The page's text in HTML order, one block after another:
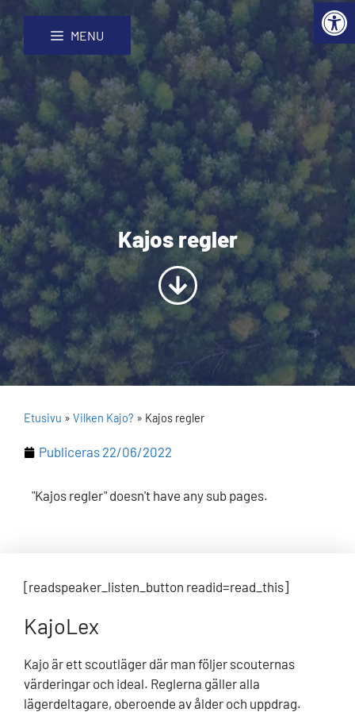
Hoppa
till
Webbplatskarta
MENU
Kajos regler
Etusivu » Vilken Kajo? » Kajos regler
Publiceras 22/06/2022
"Kajos regler" doesn't have any sub pages.
[readspeaker_listen_button readid=read_this]
KajoLex
Kajo är ett scoutläger där man följer scouternas
värderingar och ideal. Reglerna gäller alla
lägerdeltagare, oberoende av ålder och uppdrag.